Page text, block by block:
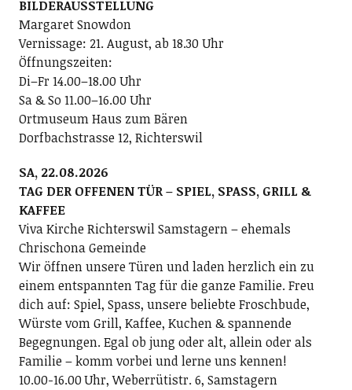
BILDERAUSSTELLUNG
Margaret Snowdon
Vernissage: 21. August, ab 18.30 Uhr
Öffnungszeiten:
Di–Fr 14.00–18.00 Uhr
Sa & So 11.00–16.00 Uhr
Ortmuseum Haus zum Bären
Dorfbachstrasse 12, Richterswil
SA, 22.08.2026
TAG DER OFFENEN TÜR – SPIEL, SPASS, GRILL &
KAFFEE
Viva Kirche Richterswil Samstagern – ehemals
Chrischona Gemeinde
Wir öffnen unsere Türen und laden herzlich ein zu
einem entspannten Tag für die ganze Familie. Freu
dich auf: Spiel, Spass, unsere beliebte Froschbude,
Würste vom Grill, Kaffee, Kuchen & spannende
Begegnungen. Egal ob jung oder alt, allein oder als
Familie – komm vorbei und lerne uns kennen!
10.00-16.00 Uhr, Weberrütistr. 6, Samstagern